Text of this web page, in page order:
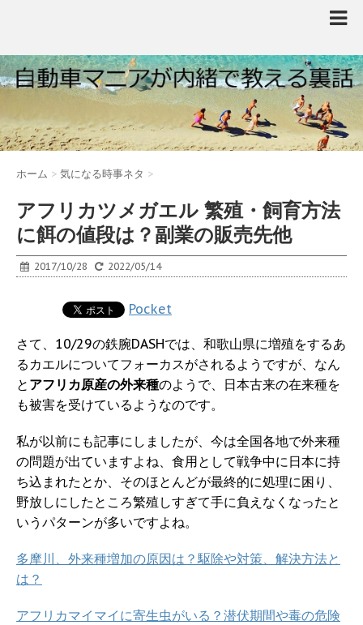
ホーム > 気になる時事ネタ >
アフリカツメガエル 繁殖・飼育方法
に餌の値段は？副業の販売先他
2017/10/28 2022/05/14
Pocket
さて、10/29の鉄腕DASHでは、和歌山県に増殖をするあ
るカエルについてフォーカスがされるようですが、なん
と アフリカ原産の外来種のようで、日本古来の在来種を
も被害を受けているようなのです。
私が以前にも記事にしましたが、今は全国各地で外来種
の問題が出ていますよね、食用として戦争中に日本に持
ち込まれたとか、そのほとんどが最終的に処理に困り、
野放しにしたところ繁殖しすぎて手に負えなくなったと
いうパターンが多いですよね。
多摩川、外来種増加の原因は？駆除や対策、解決方法と
は？
アフリカマイマイに寄生虫がいる？潜伏期間や毒の危険